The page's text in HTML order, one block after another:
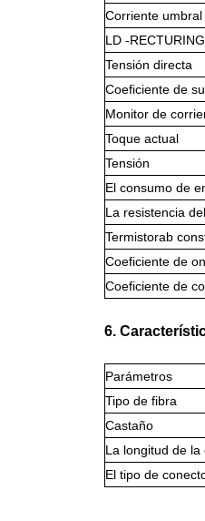
Corriente umbral
LD -
Tensión directa
Coeficiente de
Monitor de
Toque actual
Tensión
El consumo de
La resistencia
Termistorab
Coeficiente de
Coeficiente de
6.
Parámetros
Tipo de fibra
Castaño
La longitud de la
El tipo de